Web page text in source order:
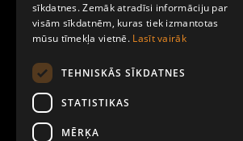
Kontakti
sīkdatnes. Zemāk atradīsi informāciju par
visām sīkdatnēm, kuras tiek izmantotas
mūsu tīmekļa vietnē. Lasīt vairāk
TEHNISKĀS SĪKDATNES
STATISTIKAS
MĒRĶA